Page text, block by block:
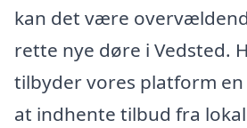
kan det være
rette nye døre i Vedsted.
tilbyder vores platform
at indhente tilbud fra